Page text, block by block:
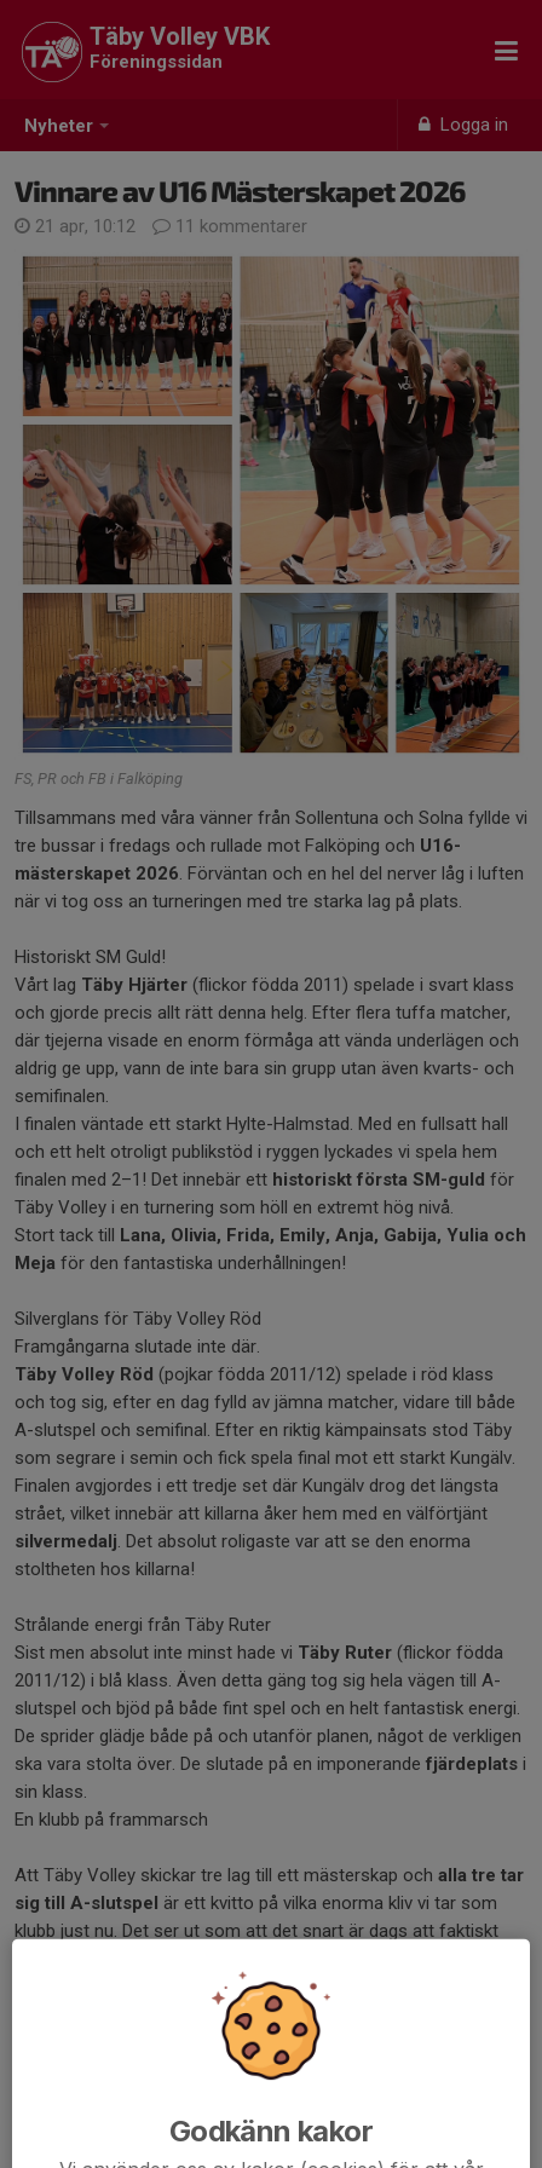
Nyheter Logga in
Täby Volley VBK
Föreningssidan
Vinnare av U16 Mästerskapet 2026
21 apr, 10:12 11 kommentarer
FS, PR och FB i Falköping
Tillsammans med våra vänner från Sollentuna och Solna fyllde vi
tre bussar i fredags och rullade mot Falköping och U16-
mästerskapet 2026. Förväntan och en hel del nerver låg i luften
när vi tog oss an turneringen med tre starka lag på plats.
Historiskt SM Guld!
Vårt lag Täby Hjärter (flickor födda 2011) spelade i svart klass
och gjorde precis allt rätt denna helg. Efter flera tuffa matcher,
där tjejerna visade en enorm förmåga att vända underlägen och
aldrig ge upp, vann de inte bara sin grupp utan även kvarts- och
semifinalen.
I finalen väntade ett starkt Hylte-Halmstad. Med en fullsatt hall
och ett helt otroligt publikstöd i ryggen lyckades vi spela hem
finalen med 2–1! Det innebär ett historiskt första SM-guld för
Täby Volley i en turnering som höll en extremt hög nivå.
Stort tack till Lana, Olivia, Frida, Emily, Anja, Gabija, Yulia och
Meja för den fantastiska underhållningen!
Silverglans för Täby Volley Röd
Framgångarna slutade inte där.
Täby Volley Röd (pojkar födda 2011/12) spelade i röd klass
och tog sig, efter en dag fylld av jämna matcher, vidare till både
A-slutspel och semifinal. Efter en riktig kämpainsats stod Täby
som segrare i semin och fick spela final mot ett starkt Kungälv.
Finalen avgjordes i ett tredje set där Kungälv drog det längsta
strået, vilket innebär att killarna åker hem med en välförtjänt
silvermedalj. Det absolut roligaste var att se den enorma
stoltheten hos killarna!
Strålande energi från Täby Ruter
Sist men absolut inte minst hade vi Täby Ruter (flickor födda
2011/12) i blå klass. Även detta gäng tog sig hela vägen till A-
slutspel och bjöd på både fint spel och en helt fantastisk energi.
De sprider glädje både på och utanför planen, något de verkligen
ska vara stolta över. De slutade på en imponerande fjärdeplats i
sin klass.
En klubb på frammarsch
Att Täby Volley skickar tre lag till ett mästerskap och alla tre tar
sig till A-slutspel är ett kvitto på vilka enorma kliv vi tar som
klubb just nu. Det ser ut som att det snart är dags att faktiskt
Stort tack till alla spelare, ledare, föräldrar och supportrar som
Ni kan se alla Täby Hjärters matcher
Godkänn kakor